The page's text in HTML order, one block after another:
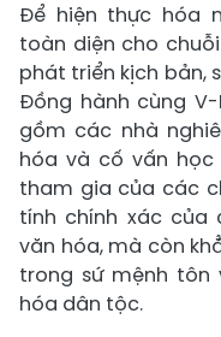
Để hiện thực hóa
toàn diện cho
phát triển kịch bản,
Đồng hành cùng
gồm các nhà
hóa và cố vấn học
tham gia của các
tính chính xác của
văn hóa, mà còn
trong sứ mệnh tôn
hóa dân tộc.